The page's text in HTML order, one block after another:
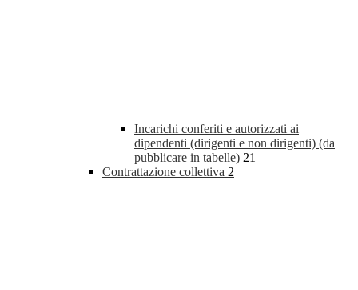
Incarichi conferiti e autorizzati ai
dipendenti (dirigenti e non dirigenti) (da
pubblicare in tabelle) 21
Contrattazione collettiva 2